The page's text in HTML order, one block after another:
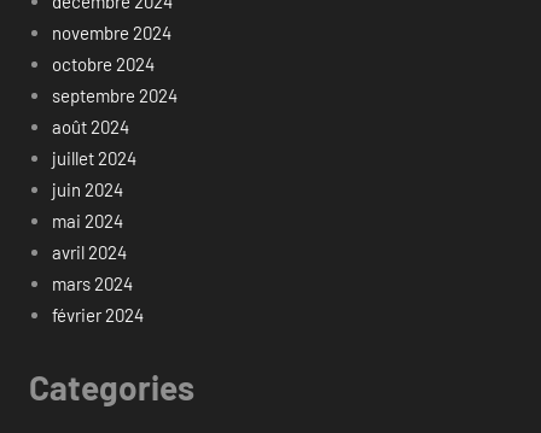
novembre 2024
octobre 2024
septembre 2024
août 2024
juillet 2024
juin 2024
mai 2024
avril 2024
mars 2024
février 2024
Categories